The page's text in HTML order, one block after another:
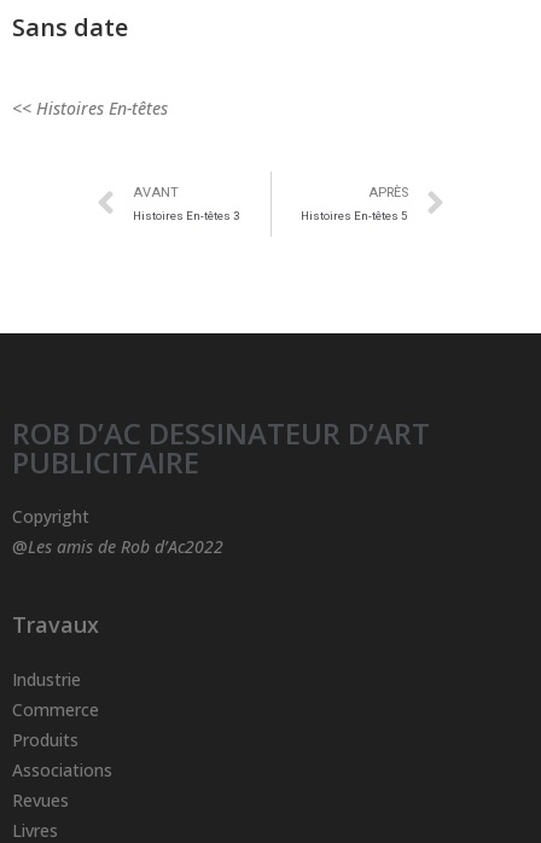
Sans date
<< Histoires En-têtes
AVANT
Histoires En-têtes 3
APRÈS
Histoires En-têtes 5
ROB D’AC DESSINATEUR D’ART
PUBLICITAIRE
Copyright
@Les amis de Rob d’Ac2022
Travaux
Industrie
Commerce
Produits
Associations
Revues
Livres